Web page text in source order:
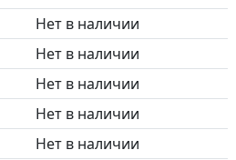
Нет в наличии
Нет в наличии
Нет в наличии
Нет в наличии
Нет в наличии